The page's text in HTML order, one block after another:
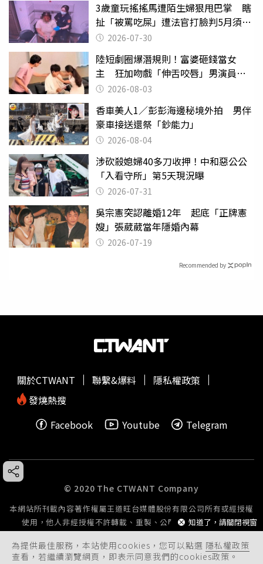
3歲童玩搖搖馬遭陌生婦狠甩巴掌 瞎
扯「被罵吃屎」遭法官打臉判5月須入
監 2026-07-30
陸短劇圈爆潛規則！富婆砸錢當女
主 狂加吻戲「伸舌咬唇」男演員崩
潰 2026-08-03
香車美人1／彭彭海邊秘境外拍 男伴
豪車接送還祭「鈔能力」
2026-08-04
涉砍殺媳婦40多刀收押！中和惡公公
「入看守所」第5天現況曝
2026-07-31
吳宗憲突認離婚12年 起底「正牌憲
嫂」張葳葳當年隱婚內幕
2026-07-19
Recommended by
為提供最佳服務，本站使用cookies，您可以點選 隱私權政策
查看，若繼續瀏覽網頁，即表示同意我們的cookies政策。
知道了，請關閉視窗
關於CTWANT 聯繫&爆料
隱私權政策
發燒熱搜
Facebook
Youtube Telegram
© 2020 The CTWANT Company
本網站所刊載內容著作權屬王道旺台媒體股份有限公司所有或經授權
使用，他人非經授權不許轉載、重製、公開播送或公開傳輸。